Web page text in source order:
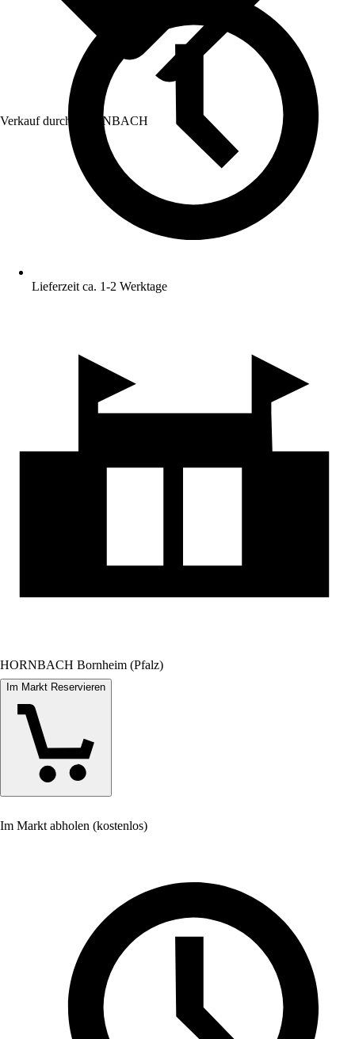
Verkauf durch: HORNBACH
Lieferzeit ca. 1-2 Werktage
HORNBACH Bornheim (Pfalz)
Im Markt Reservieren
Im Markt abholen (kostenlos)